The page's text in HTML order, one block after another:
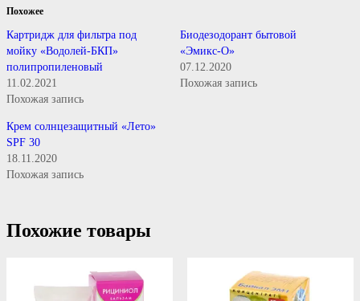
Похожее
Картридж для фильтра под
мойку «Водолей-БКП»
полипропиленовый
11.02.2021
Похожая запись
Биодезодорант бытовой
«Эмикс-О»
07.12.2020
Похожая запись
Крем солнцезащитный «Лето»
SPF 30
18.11.2020
Похожая запись
Похожие товары